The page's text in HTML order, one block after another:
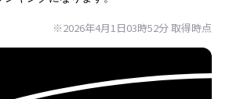
※2026年4月1日03時52分 取得時点